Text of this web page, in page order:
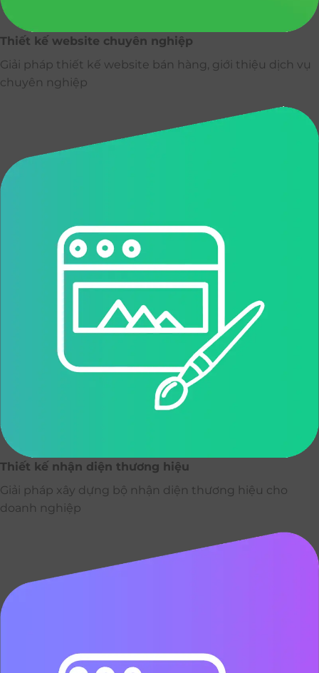
Thiết kế website chuyên nghiệp
Giải pháp thiết kế website bán hàng, giới thiệu dịch vụ
chuyên nghiệp
Thiết kế nhận diện thương hiệu
Giải pháp xây dựng bộ nhận diện thương hiệu cho
doanh nghiệp